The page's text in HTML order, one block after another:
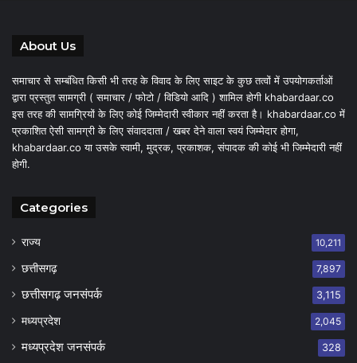
About Us
समाचार से सम्बंधित किसी भी तरह के विवाद के लिए साइट के कुछ तत्वों में उपयोगकर्ताओं
द्वारा प्रस्तुत सामग्री ( समाचार / फोटो / विडियो आदि ) शामिल होगी khabardaar.co
इस तरह की सामग्रियों के लिए कोई जिम्मेदारी स्वीकार नहीं करता है। khabardaar.co में
प्रकाशित ऐसी सामग्री के लिए संवाददाता / खबर देने वाला स्वयं जिम्मेदार होगा,
khabardaar.co या उसके स्वामी, मुद्रक, प्रकाशक, संपादक की कोई भी जिम्मेदारी नहीं
होगी.
Categories
राज्य 10,211
छत्तीसगढ़ 7,897
छत्तीसगढ़ जनसंपर्क 3,115
मध्यप्रदेश 2,045
मध्यप्रदेश जनसंपर्क 328